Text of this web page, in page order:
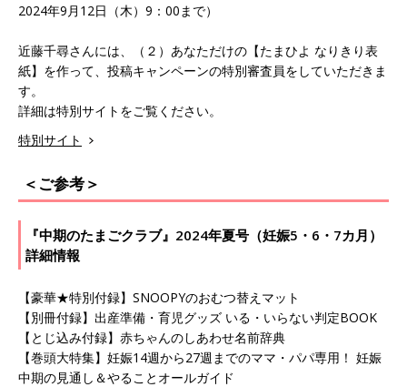
2024年9月12日（木）9：00まで）
近藤千尋さんには、（２）あなただけの【たまひよ なりきり表
紙】を作って、投稿キャンペーンの特別審査員をしていただきま
す。
詳細は特別サイトをご覧ください。
特別サイト
＜ご参考＞
『中期のたまごクラブ』2024年夏号（妊娠5・6・7カ月）
詳細情報
【豪華★特別付録】SNOOPYのおむつ替えマット
【別冊付録】出産準備・育児グッズ いる・いらない判定BOOK
【とじ込み付録】赤ちゃんのしあわせ名前辞典
【巻頭大特集】妊娠14週から27週までのママ・パパ専用！ 妊娠
中期の見通し＆やることオールガイド